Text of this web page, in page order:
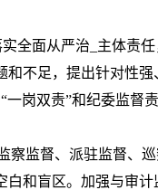
全面从严治_主体责任
不足，提出针对性
岗双责”和纪委监督
察监督、派驻监督、
和盲区。加强与审计